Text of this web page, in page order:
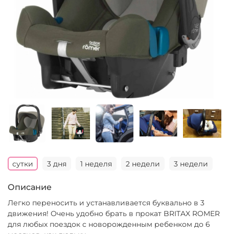
сутки 3 дня 1 неделя 2 недели 3 недели
Описание
Легко переносить и устанавливается буквально в 3
движения! Очень удобно брать в прокат BRITAX ROMER
для любых поездок с новорожденным ребенком до 6